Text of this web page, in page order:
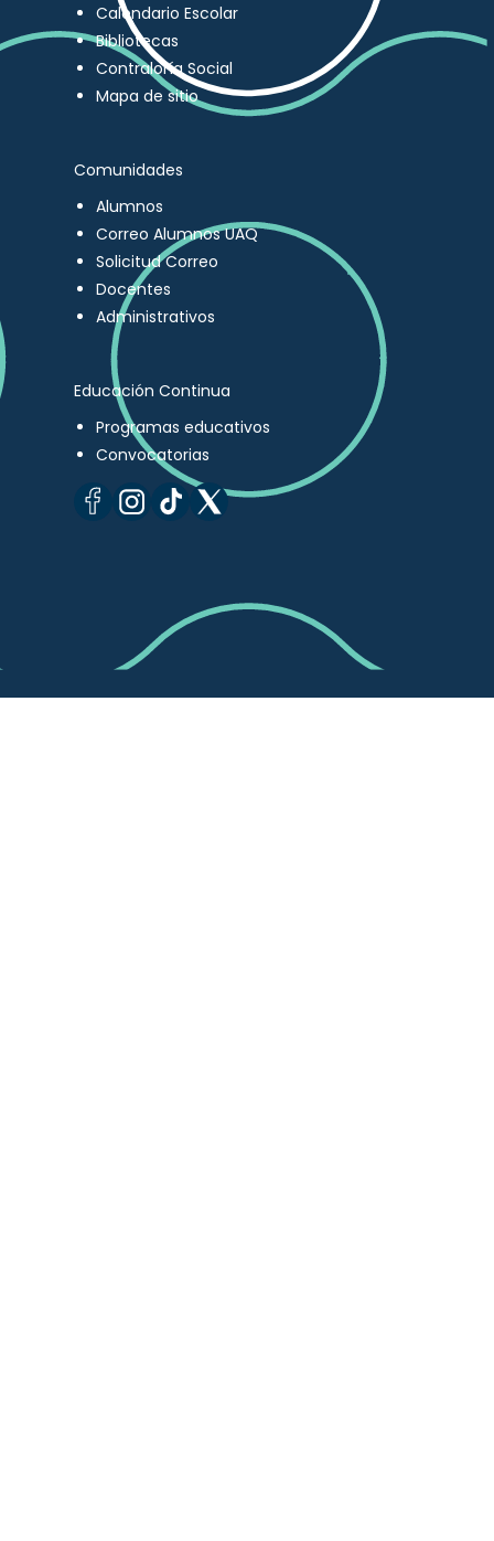
Calendario Escolar
Bibliotecas
Contraloría Social
Mapa de sitio
Comunidades
Alumnos
Correo Alumnos UAQ
Solicitud Correo
Docentes
Administrativos
Educación Continua
Programas educativos
Convocatorias